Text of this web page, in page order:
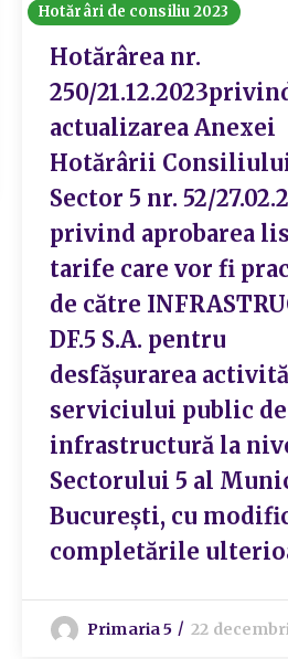
Hotărâri de consiliu 2023
Hotărârea nr.
250/
actualizarea Anexei
Hotărârii
Sector 5 nr. 52/
privind aprobarea
tarife care vor fi
de către
DF.5 S.A. pentru
desfășurarea
serviciului public de
infrastructură la
Sectorului 5 al
București, cu
completările
Primaria 5 22